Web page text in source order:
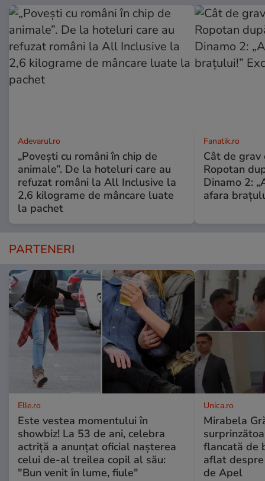
Adevarul.ro
„Povești cu români în chip de
animale”. De la hoteluri care au
refuzat români la All Inclusive la
2,6 kilograme de mâncare luate
la pachet
Fanatik.ro
Cât de
Ropotan
Dinamo 2:
afara
PARTENERI
Elle.ro
Este vestea momentului în
showbiz! La 53 de ani, celebra
actriță a anunțat oficial nașterea
celui de-al treilea copil al său:
"Bun venit în lume, fiule"
Unica.ro
Mirabela
flancată de
aflat
de Apel